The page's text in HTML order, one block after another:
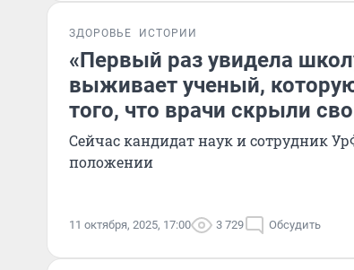
ЗДОРОВЬЕ ИСТОРИИ
«Первый раз увидела
выживает ученый,
того, что врачи скрыли
Сейчас кандидат наук и сотрудник
положении
11 октября, 2025, 17:00 3 729 Обсудить